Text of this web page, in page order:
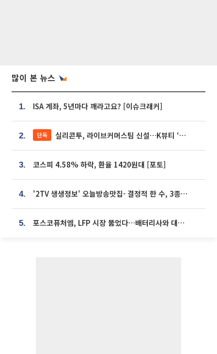
많이 본 뉴스
1. ISA 계좌, 5년마다 깨라고요? [이슈크래커]
2. 단독 실리콘투, 라이브커머스팀 신설…K뷰티 ‘글로벌 판매망’ 확대[K뷰티 라방戰]
3. 코스피 4.58% 하락, 환율 1420원대 [포토]
4. '2TV 생생정보' 오늘방송맛집- 결정적 한 수, 3종 메밀면! 메밀 소바 맛집 '의○○○○'
5. 포스코퓨처엠, LFP 시장 뚫었다…배터리사와 대규모 장기 공급 합의